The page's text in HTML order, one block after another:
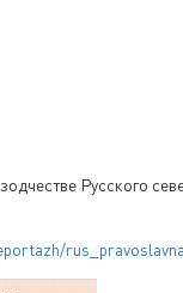
Русского